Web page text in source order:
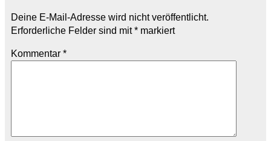
Deine E-Mail-Adresse wird nicht veröffentlicht.
Erforderliche Felder sind mit* markiert
Kommentar *